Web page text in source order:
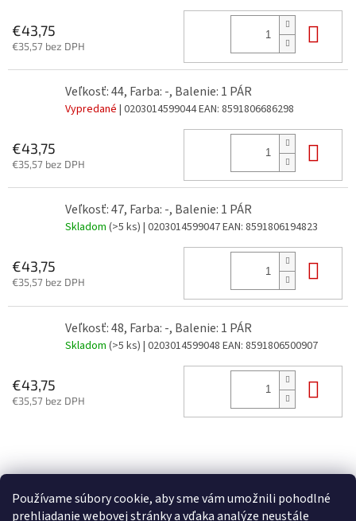
Používame súbory cookie, aby sme vám umožnili pohodlné
prehliadanie webovej stránky a vďaka analýze neustále
€43,75
€35,57 bez DPH
Veľkosť: 44, Farba: -, Balenie: 1 PÁR
Vypredané | 0203014599044EAN: 8591806686298
€43,75
€35,57 bez DPH
Veľkosť: 47, Farba: -, Balenie: 1 PÁR
Skladom (>5 ks) | 0203014599047EAN: 8591806194823
€43,75
€35,57 bez DPH
Veľkosť: 48, Farba: -, Balenie: 1 PÁR
Skladom (>5 ks) | 0203014599048 EAN: 8591806500907
€43,75
€35,57 bez DPH
á